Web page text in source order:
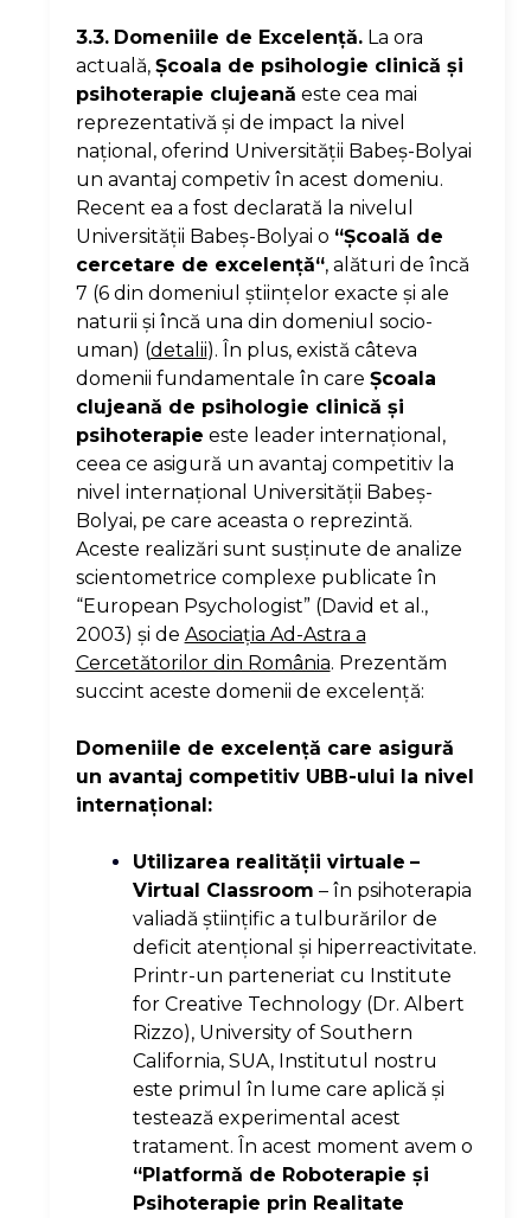
3.3. Domeniile de Excelenţă.La ora
actuală, Şcoala de psihologie clinică şi
psihoterapie clujeană este cea mai
reprezentativă şi de impact la nivel
naţional, oferind Universităţii Babeş-Bolyai
un avantaj competiv în acest domeniu.
Recent ea a fost declarată la nivelul
Universităţii Babeş-Bolyai o “Şcoală de
cercetare de excelenţă“, alături de încă
7 (6 din domeniul ştiinţelor exacte şi ale
naturii şi încă una din domeniul socio-
uman) (detalii). În plus, există câteva
domenii fundamentale în care Şcoala
clujeană de psihologie clinică şi
psihoterapie este leader internaţional,
ceea ce asigură un avantaj competitiv la
nivel internaţional Universităţii Babeş-
Bolyai, pe care aceasta o reprezintă.
Aceste realizări sunt susţinute de analize
scientometrice complexe publicate în
“European Psychologist” (David et al.,
2003) şi de Asociaţia Ad-Astra a
Cercetătorilor din România. Prezentăm
succint aceste domenii de excelenţă:
Domeniile de excelenţă care asigură
un avantaj competitiv UBB-ului la nivel
internaţional:
Utilizarea realităţii virtuale –
Virtual Classroom – în psihoterapia
valiadă ştiinţific a tulburărilor de
deficit atenţional şi hiperreactivitate.
Printr-un parteneriat cu Institute
for Creative Technology (Dr. Albert
Rizzo), University of Southern
California, SUA, Institutul nostru
este primul în lume care aplică şi
testează experimental acest
tratament. În acest moment avem o
“Platformă de Roboterapie şi
Psihoterapie prin Realitate